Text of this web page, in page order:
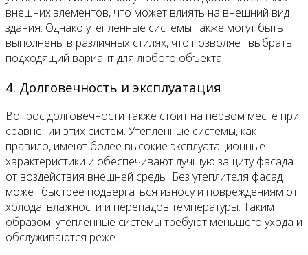
внешних элементов, что может влиять на внешний вид
здания. Однако утепленные системы также могут быть
выполнены в различных стилях, что позволяет выбрать
подходящий вариант для любого объекта.
4. Долговечность и эксплуатация
Вопрос долговечности также стоит на первом месте при
сравнении этих систем. Утепленные системы, как
правило, имеют более высокие эксплуатационные
характеристики и обеспечивают лучшую защиту фасада
от воздействия внешней среды. Без утеплителя фасад
может быстрее подвергаться износу и повреждениям от
холода, влажности и перепадов температуры. Таким
образом, утепленные системы требуют меньшего ухода и
обслуживаются реже.